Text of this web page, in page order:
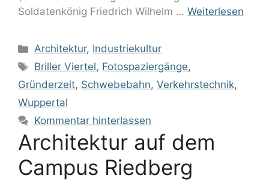
Soldatenkönig Friedrich Wilhelm … Weiterlesen
Architektur, Industriekultur
Briller Viertel, Fotospaziergänge,
Gründerzeit, Schwebebahn, Verkehrstechnik,
Wuppertal
Kommentar hinterlassen
Architektur auf dem
Campus Riedberg